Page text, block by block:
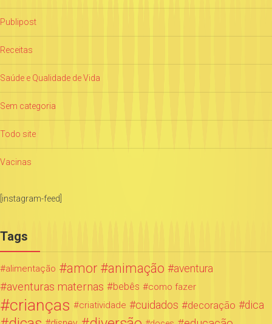
Publipost
Receitas
Saúde e Qualidade de Vida
Sem categoria
Todo site
Vacinas
[instagram-feed]
Tags
alimentação amor animação aventura
aventuras maternas bebês como fazer
crianças criatividade cuidados decoração dica